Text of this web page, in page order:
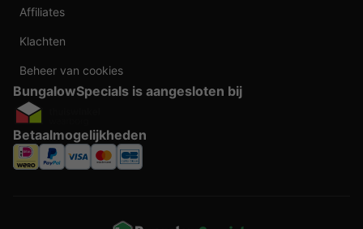
Affiliates
Klachten
Beheer van cookies
BungalowSpecials is aangesloten bij
Betaalmogelijkheden